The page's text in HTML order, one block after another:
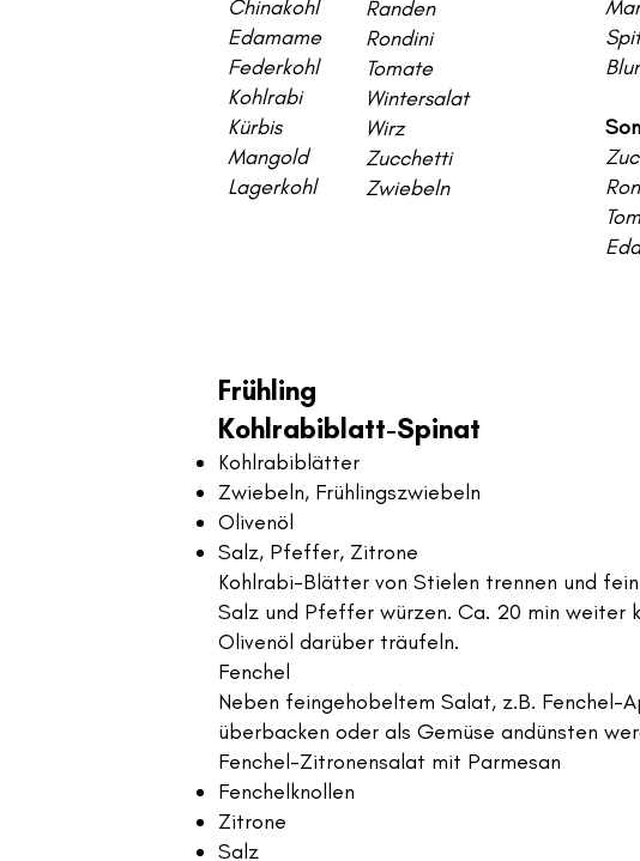
Chinakohl
Edamame
Federkohl
Kohlrabi
Kürbis
Mangold
Lagerkohl
Randen
Rondini
Tomate
Wintersalat
Wirz
Zucchetti
Zwiebeln
Frühling
Kohlrabiblatt-Spinat
Kohlrabiblätter
Zwiebeln, Frühlingszwiebeln
Olivenöl
Salz, Pfeffer, Zitrone
Kohlrabi-Blätter von Stielen trennen und
Salz und Pfeffer würzen. Ca. 20 min weiter
Olivenöl darüber träufeln.
Fenchel
Neben feingehobeltem Salat, z.B.
überbacken oder als Gemüse andünsten
Fenchel-Zitronensalat mit Parmesan
Fenchelknollen
Zitrone
Salz